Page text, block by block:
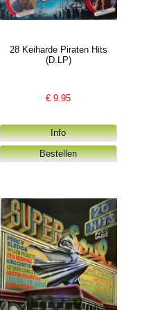
28 Keiharde Piraten Hits
(D.LP)
€9.95